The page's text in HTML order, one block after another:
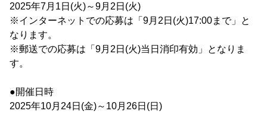
2025年7月1日(火)～9月2日(火)
※インターネットでの応募は「9月2日(火)17:00まで」と
なります。
※郵送での応募は「9月2日(火)当日消印有効」となりま
す。
●開催日時
2025年10月24日(金)～10月26日(日)